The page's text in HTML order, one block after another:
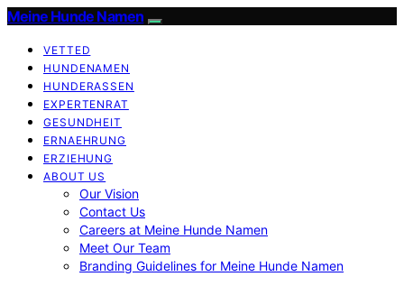
Meine Hunde Namen
VETTED
HUNDENAMEN
HUNDERASSEN
EXPERTENRAT
GESUNDHEIT
ERNAEHRUNG
ERZIEHUNG
ABOUT US
Our Vision
Contact Us
Careers at Meine Hunde Namen
Meet Our Team
Branding Guidelines for Meine Hunde Namen